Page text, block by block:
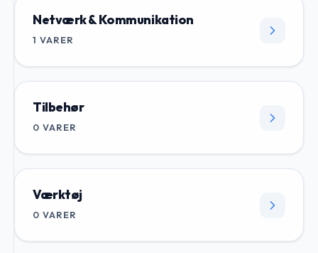
Netværk & Kommunikation
1 VARER
Tilbehør
0 VARER
Værktøj
0 VARER